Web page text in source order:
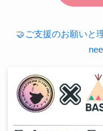
🤝ご支援のお願いと